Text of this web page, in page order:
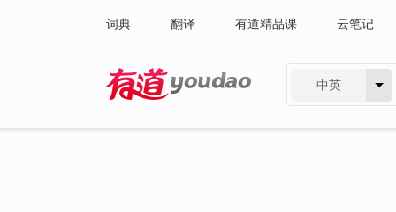
词典 翻译 有道精品课 云笔记
中英